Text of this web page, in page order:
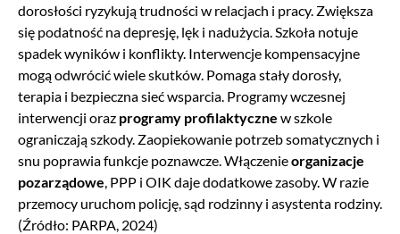
dorosłości ryzykują trudności w relacjach i pracy. Zwiększa
się podatność na depresję, lęk i nadużycia. Szkoła notuje
spadek wyników i konflikty. Interwencje kompensacyjne
mogą odwrócić wiele skutków. Pomaga stały dorosły,
terapia i bezpieczna sieć wsparcia. Programy wczesnej
interwencji oraz programy profilaktyczne w szkole
ograniczają szkody. Zaopiekowanie potrzeb somatycznych i
snu poprawia funkcje poznawcze. Włączenieorganizacje
pozarządowe , PPP i OIK daje dodatkowe zasoby. W razie
przemocy uruchom policję, sąd rodzinny i asystenta rodziny.
(Źródło: PARPA, 2024)